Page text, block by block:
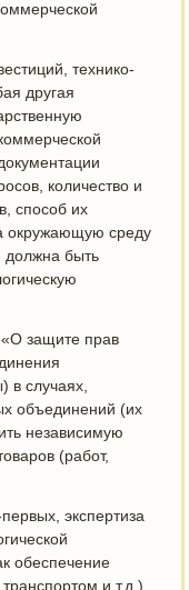
технико-
другая
количество и
способ их
окружающую среду
должна быть
«О защите прав
в случаях,
объединений (их
независимую
(работ,
экспертиза
обеспечение
и т.д.).